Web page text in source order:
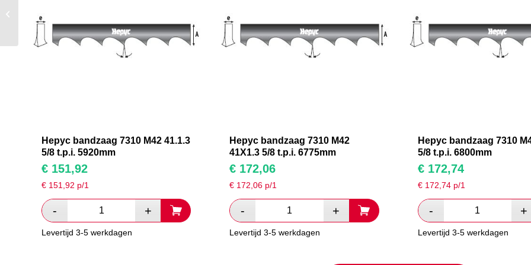
Hepyc bandzaag 7310 M42 41.1.3
5/8 t.p.i. 5920mm
€ 151,92
€ 151,92 p/1
Levertijd 3-5 werkdagen
Hepyc bandzaag 7310 M42
41X1.3 5/8 t.p.i. 6775mm
€ 172,06
€ 172,06 p/1
Levertijd 3-5 werkdagen
Hepyc bandzaag 7310
5/8 t.p.i. 6800mm
€172,74
€ 172,74p/1
Levertijd 3-5 werkdagen
6800mm